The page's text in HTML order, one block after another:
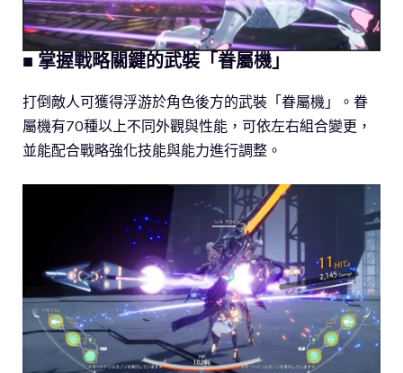
■ 掌握戰略關鍵的武裝「眷屬機」
打倒敵人可獲得浮游於角色後方的武裝「眷屬機」。眷
屬機有70種以上不同外觀與性能，可依左右組合變更，
並能配合戰略強化技能與能力進行調整。